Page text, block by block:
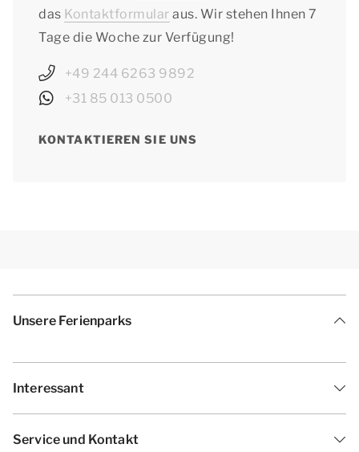
das Kontaktformular aus. Wir stehen Ihnen 7
Tage die Woche zur Verfügung!
+49 244 6263 9892
+31 85 013 0500
KONTAKTIEREN SIE UNS
Unsere Ferienparks
Interessant
Service und Kontakt